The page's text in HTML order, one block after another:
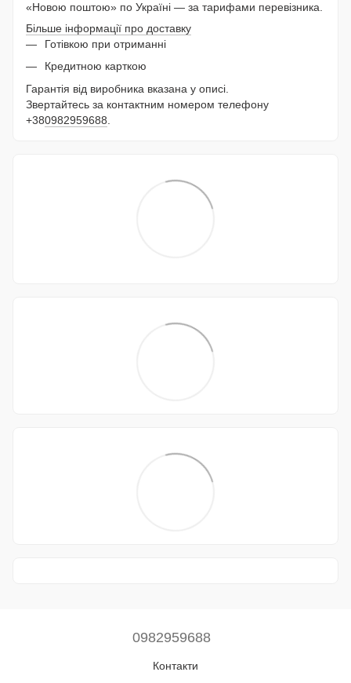
«Новою поштою» по Україні — за тарифами перевізника.
Більше інформації про доставку
Готівкою при отриманні
Кредитною карткою
Гарантія від виробника вказана у описі.
Звертайтесь за контактним номером телефону
+380982959688
0982959688
Контакти